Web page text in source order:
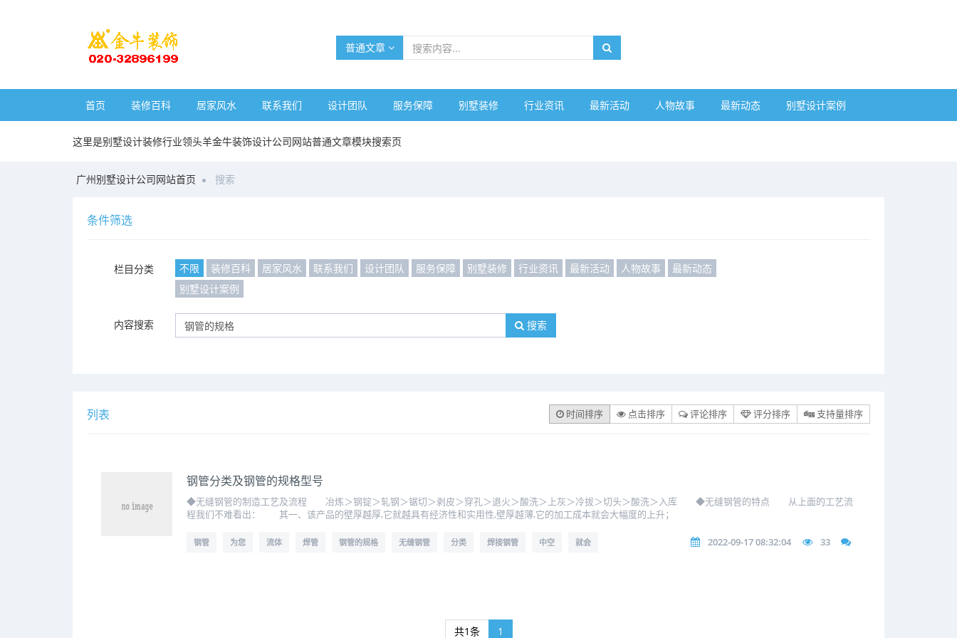
普通文章
首页 装修百科 居家风水 联系我们 设计团队 服务保障 别墅装修 行业资讯 最新活动 人物故事 最新动态 别墅设计案例
这里是别墅设计装修行业领头羊金牛装饰设计公司网站普通文章模块搜索页
广州别墅设计公司网站首页 搜索
条件筛选
栏目分类 不限 装修百科 居家风水 联系我们 设计团队 服务保障 别墅装修 行业资讯 最新活动 人物故事
最新动态
别墅设计案例
内容搜索 搜索
列表 时间排序 点击排序 评论排序 评分排序 支持量排序
钢管分类及钢管的规格型号
◆无缝钢管的制造工艺及流程 冶炼＞钢锭＞轧钢＞锯切＞剥皮＞穿孔＞退火＞酸洗＞上灰＞冷拔＞切头＞酸洗＞入库 ◆无缝钢管的特点 从上面的工艺流
程我们不难看出： 其一、该产品的壁厚越厚,它就越具有经济性和实用性,壁厚越薄,它的加工成本就会大幅度的上升；
钢管 为您 流体 焊管 钢管的规格 无缝钢管 分类 焊接钢管 中空 就会 2022-09-17 08:32:04 33
共1条 1